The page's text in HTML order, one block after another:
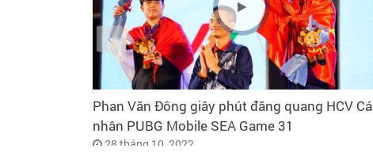
Phan Văn Đông giây phút đăng quang HCV Cá
nhân PUBG Mobile SEA Game 31
28 tháng 10, 2022